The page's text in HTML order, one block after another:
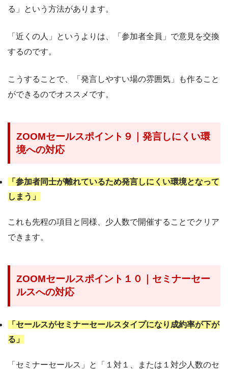
る」という方法があります。
「近くの人」というよりは、「参加者全員」で意見を交換
するのです。
こうすることで、「発言しやすい場の雰囲気」も作ること
ができるのでオススメです。
ZOOMセールスポイント９｜発言しにくい環
境への対応
「参加者同士が離れているため発言しにくい環境となって
しまう」
これも先程の項目と同様、少人数で開催することでクリア
できます。
ZOOMセールスポイント１０｜セミナーセー
ルスへの対応
「セールスがセミナーセールスタイプになり成約率が下が
る」
「セミナーセールス」と「１対１、または１対少人数のセ